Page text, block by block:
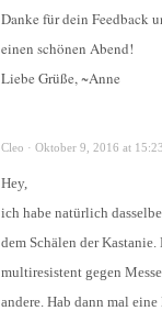
Danke für dein Feedback
einen schönen Abend!
Liebe Grüße, ~Anne
Cleo · Oktober 9, 2016 at
Hey,
ich habe natürlich
dem Schälen der Kastanie.
multiresistent gegen
andere. Hab dann mal